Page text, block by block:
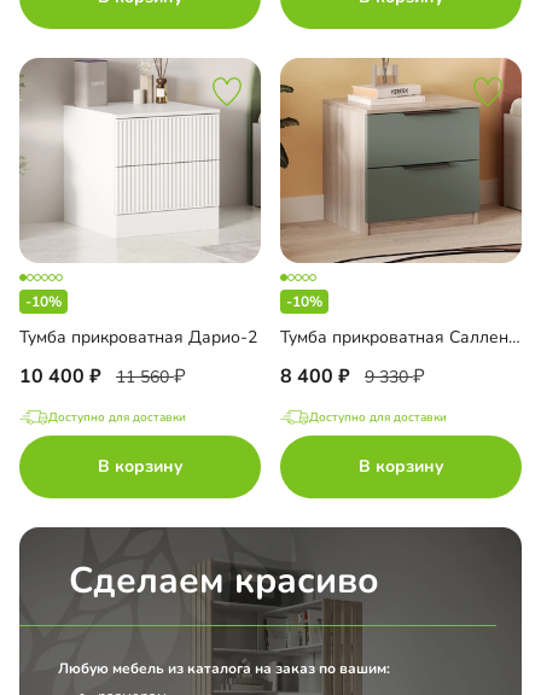
-10%
Тумба прикроватная Дарио-2
10 400 11 560
Доступно для доставки
В корзину
-10%
Тумба прикроватная Салленс Премиум
8 400 9 330
Доступно для доставки
В корзину
Сделаем красиво
Любую мебель из каталога на заказ по вашим: